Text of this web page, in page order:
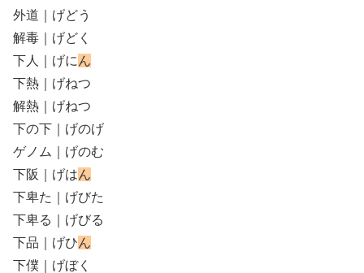
外道｜げどう
解毒｜げどく
下人｜げに ん
下熱｜げねつ
解熱｜げねつ
下の下｜げのげ
ゲノム｜げのむ
下阪｜げはん
下卑た｜げびた
下卑る｜げびる
下品｜げひん
下僕｜げぼく